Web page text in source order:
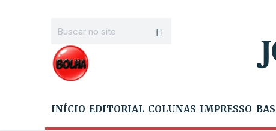
INÍCIO EDITORIAL COLUNAS IMPRESSO